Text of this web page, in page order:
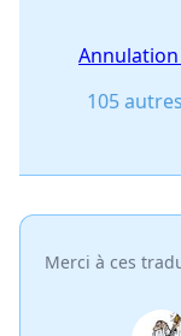
105
Merci à ces